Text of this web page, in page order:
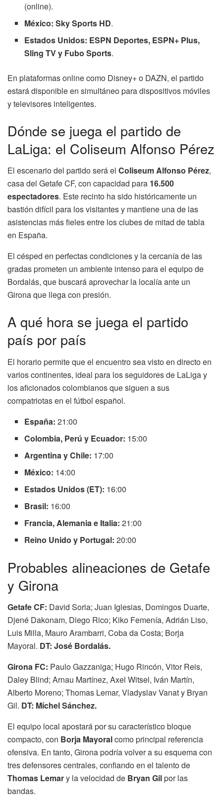
(online).
México: Sky Sports HD.
Estados Unidos: ESPN Deportes, ESPN+ Plus,
Sling TV y Fubo Sports.
En plataformas online como Disney+ o DAZN, el partido
estará disponible en simultáneo para dispositivos móviles
y televisores inteligentes.
Dónde se juega el partido de
LaLiga: el Coliseum Alfonso Pérez
El escenario del partido será el Coliseum Alfonso Pérez,
casa del Getafe CF, con capacidad para 16.500
espectadores. Este recinto ha sido históricamente un
bastión difícil para los visitantes y mantiene una de las
asistencias más fieles entre los clubes de mitad de tabla
en España.
El césped en perfectas condiciones y la cercanía de las
gradas prometen un ambiente intenso para el equipo de
Bordalás, que buscará aprovechar la localía ante un
Girona que llega con presión.
A qué hora se juega el partido
país por país
El horario permite que el encuentro sea visto en directo en
varios continentes, ideal para los seguidores de LaLiga y
los aficionados colombianos que siguen a sus
compatriotas en el fútbol español.
España: 21:00
Colombia, Perú y Ecuador: 15:00
Argentina y Chile: 17:00
México: 14:00
Estados Unidos (ET): 16:00
Brasil: 16:00
Francia, Alemania e Italia: 21:00
Reino Unido y Portugal: 20:00
Probables alineaciones de Getafe
y Girona
Getafe CF: David Soria; Juan Iglesias, Domingos Duarte,
Djené Dakonam, Diego Rico; Kiko Femenía, Adrián Liso,
Luis Milla, Mauro Arambarri, Coba da Costa; Borja
Mayoral. DT: José Bordalás.
Girona FC: Paulo Gazzaniga; Hugo Rincón, Vitor Reis,
Daley Blind; Arnau Martínez, Axel Witsel, Iván Martín,
Alberto Moreno; Thomas Lemar, Vladyslav Vanat y Bryan
Gil. DT: Míchel Sánchez.
El equipo local apostará por su característico bloque
compacto, con Borja Mayoralcomo principal referencia
ofensiva. En tanto, Girona podría volver a su esquema con
tres defensores centrales, confiando en el talento de
Thomas Lemary la velocidad de Bryan Gilpor las
bandas.